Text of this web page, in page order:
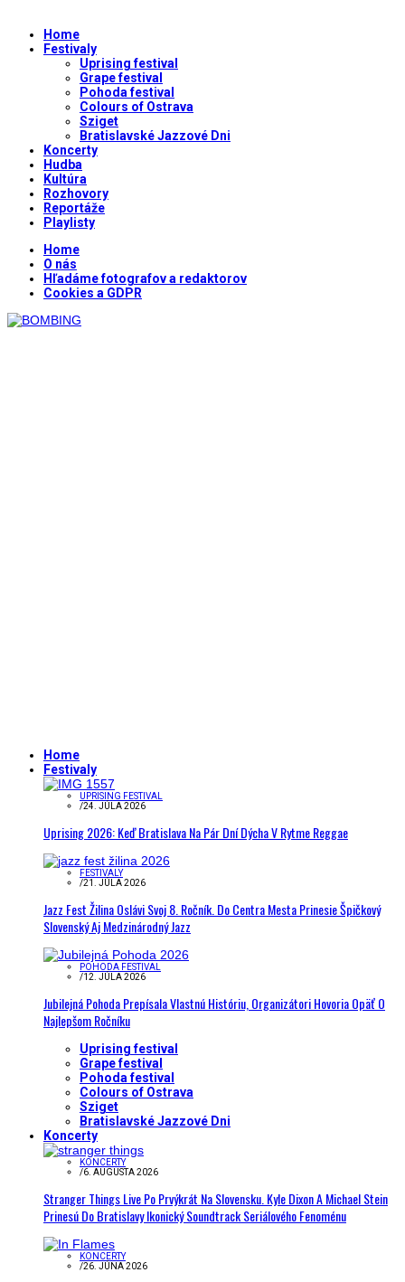
Home
Festivaly
Uprising festival
Grape festival
Pohoda festival
Colours of Ostrava
Sziget
Bratislavské Jazzové Dni
Koncerty
Hudba
Kultúra
Rozhovory
Reportáže
Playlisty
Home
O nás
Hľadáme fotografov a redaktorov
Cookies a GDPR
Home
Festivaly
UPRISING FESTIVAL
/24. JÚLA 2026
Uprising 2026: Keď Bratislava Na Pár Dní Dýcha V Rytme Reggae
FESTIVALY
/21. JÚLA 2026
Jazz Fest Žilina Oslávi Svoj 8. Ročník. Do Centra Mesta Prinesie Špičkový
Slovenský Aj Medzinárodný Jazz
POHODA FESTIVAL
/12. JÚLA 2026
Jubilejná Pohoda Prepísala Vlastnú Históriu, Organizátori Hovoria Opäť O
Najlepšom Ročníku
Uprising festival
Grape festival
Pohoda festival
Colours of Ostrava
Sziget
Bratislavské Jazzové Dni
Koncerty
KONCERTY
/6. AUGUSTA 2026
Stranger Things Live Po Prvýkrát Na Slovensku. Kyle Dixon A Michael Stein
Prinesú Do Bratislavy Ikonický Soundtrack Seriálového Fenoménu
KONCERTY
/26. JÚNA 2026